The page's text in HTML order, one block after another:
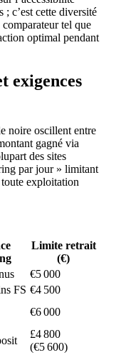
; c’est cette diversité
tel que
optimal pendant
exigences
noire oscillent entre
gagné via
des sites
par jour » limitant
exploitation
Limite retrait
(€)
€5 000
FS €4 500
€6 000
£4 800
(€5 600)